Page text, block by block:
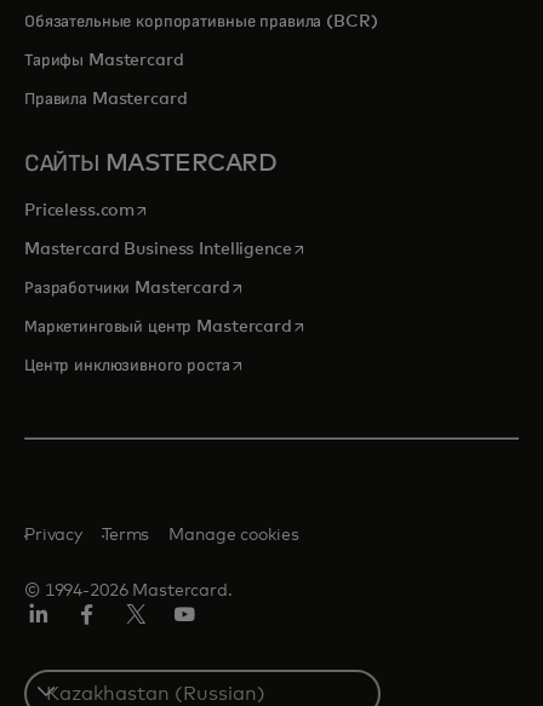
Обязательные корпоративные правила (BCR)
Тарифы Mastercard
Правила Mastercard
САЙТЫ MASTERCARD
Priceless.com opens in a new tab
Mastercard Business Intelligenceopens in a new tab
Разработчики Mastercardopens in a new tab
Маркетинговый центр Mastercardopens in a new tab
Центр инклюзивного ростаopens in a new tab
© 1994-2026 Mastercard.
Privacy Terms Manage cookies
Select
a